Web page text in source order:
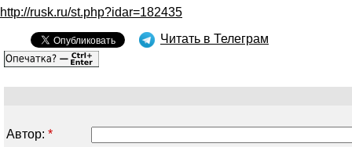
http://rusk.ru/st.php?idar=182435
Читать в Телеграм
Автор: *